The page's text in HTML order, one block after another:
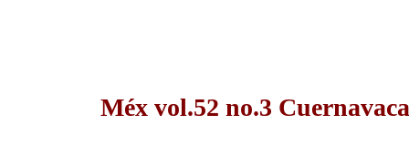
Méx vol.52 no.3